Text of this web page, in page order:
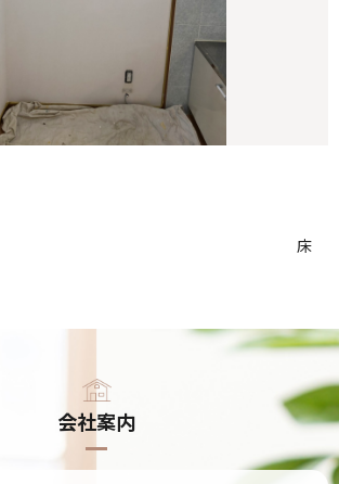
床
会社案内